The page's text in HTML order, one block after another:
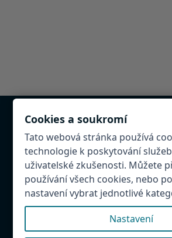
Chcete být v databázi?
Provozujete atrakci, restauraci,
Hradeckém regionu. Napište nám!
do databáze.
Našli jste chybu?
Budeme rádi, když nám ji napíšete,
databázi udržovat aktuální.
Cookies a soukromí
Tato webová stránka používá
technologie k poskytování
uživatelské zkušenosti. Můžete
používání všech cookies, nebo
nastavení vybrat jednotlivé
Nastavení